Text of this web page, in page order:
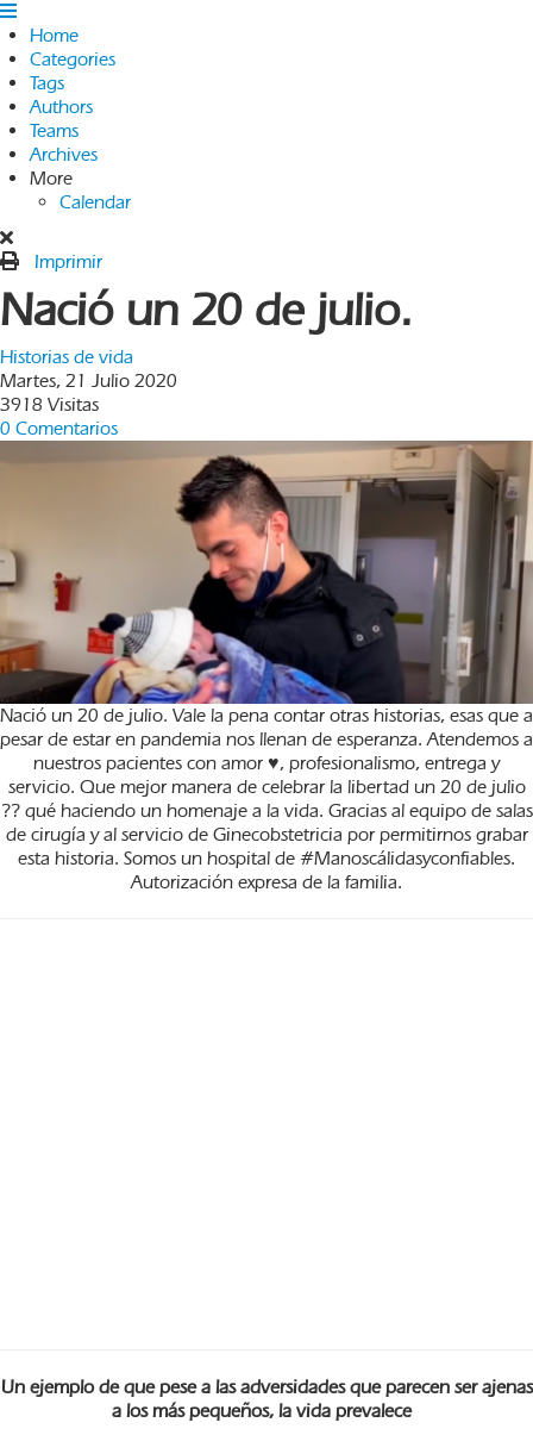
Home
Categories
Tags
Authors
Teams
Archives
More
Calendar
Imprimir
Nació un 20 de julio.
Historias de vida
Martes, 21 Julio 2020
3918 Visitas
0 Comentarios
Nació un 20 de julio. Vale la pena contar otras historias, esas que a
pesar de estar en pandemia nos llenan de esperanza. Atendemos a
nuestros pacientes con amor ♥️, profesionalismo, entrega y
servicio. Que mejor manera de celebrar la libertad un 20 de julio
?? qué haciendo un homenaje a la vida. Gracias al equipo de salas
de cirugía y al servicio de Ginecobstetricia por permitirnos grabar
esta historia. Somos un hospital de #Manoscálidasyconfiables.
Autorización expresa de la familia.
Un ejemplo de que pese a las adversidades que parecen ser ajenas
a los más pequeños, la vida prevalece